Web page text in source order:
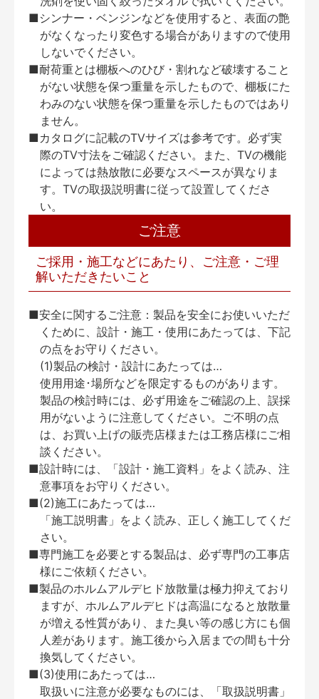
■シンナー・ベンジンなどを使用すると、表面の艶
がなくなったり変色する場合がありますので使用
しないでください。
■耐荷重とは棚板へのひび・割れなど破壊すること
がない状態を保つ重量を示したもので、棚板にた
わみのない状態を保つ重量を示したものではあり
ません。
■カタログに記載のTVサイズは参考です。必ず実
際のTV寸法をご確認ください。また、TVの機能
によっては熱放散に必要なスペースが異なりま
す。TVの取扱説明書に従って設置してくださ
い。
ご注意
ご採用・施工などにあたり、ご注意・ご理
解いただきたいこと
■安全に関するご注意：製品を安全にお使いいただ
くために、設計・施工・使用にあたっては、下記
の点をお守りください。
(1)製品の検討・設計にあたっては…
使用用途･場所などを限定するものがあります。
製品の検討時には、必ず用途をご確認の上、誤採
用がないように注意してください。ご不明の点
は、お買い上げの販売店様または工務店様にご相
談ください。
■設計時には、「設計・施工資料」をよく読み、注
意事項をお守りください。
■(2)施工にあたっては…
「施工説明書」をよく読み、正しく施工してくだ
さい。
■専門施工を必要とする製品は、必ず専門の工事店
様にご依頼ください。
■製品のホルムアルデヒド放散量は極力抑えており
ますが、ホルムアルデヒドは高温になると放散量
が増える性質があり、また臭い等の感じ方にも個
人差があります。施工後から入居までの間も十分
換気してください。
■(3)使用にあたっては…
取扱いに注意が必要なものには、「取扱説明書」